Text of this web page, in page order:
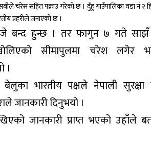
चरेससहित पक्राउ गरेको छ । दुँहुगाउँपालिका वडा नं २
प्रहरीले जनाएको छ ।
बन्द हुन्छ । तर फागुन ७ गतेसाझँ
सीमापुलमा चरेशलगेर
।
भारतीय पक्षले नेपाली सुरक्षा
जानकारी दिनुभयो ।
जानकारी प्राप्त भएको उहाँले